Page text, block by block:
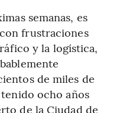
semanas, es
frustraciones
y la logística,
de miles de
ocho años
de la Ciudad de